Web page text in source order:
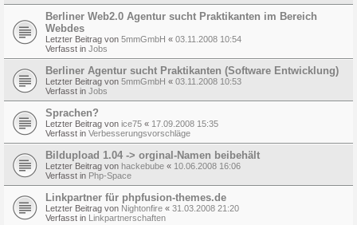
Berliner Web2.0 Agentur sucht Praktikanten im Bereich
Webdes
Letzter Beitrag von 5mmGmbH « 03.11.2008 10:54
Verfasst in Jobs
Berliner Agentur sucht Praktikanten (Software Entwicklung)
Letzter Beitrag von 5mmGmbH « 03.11.2008 10:53
Verfasst in Jobs
Sprachen?
Letzter Beitrag von ice75 « 17.09.2008 15:35
Verfasst in Verbesserungsvorschläge
Bildupload 1.04 -> orginal-Namen beibehält
Letzter Beitrag von hackebube « 10.06.2008 16:06
Verfasst in Php-Space
Linkpartner für phpfusion-themes.de
Letzter Beitrag von Nightonfire « 31.03.2008 21:20
Verfasst in Linkpartnerschaften